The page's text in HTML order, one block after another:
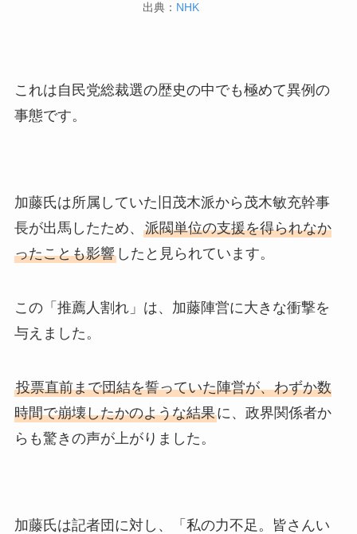
出典： NHK
これは自民党総裁選の歴史の中でも極めて異例の
事態です。
加藤氏は所属していた旧茂木派から茂木敏充幹事
長が出馬したため、 派閥単位の支援を得られなか
ったことも影響したと見られています。
この「推薦人割れ」は、加藤陣営に大きな衝撃を
与えました。
投票直前まで団結を誓っていた陣営が、わずか数
時間で崩壊したかのような結果に、政界関係者か
らも驚きの声が上がりました。
加藤氏は記者団に対し、「私の力不足。皆さんい